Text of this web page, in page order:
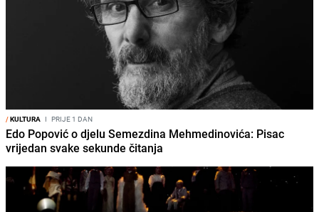
/KULTURA I PRIJE 1 DAN
Edo Popović o djelu Semezdina Mehmedinovića: Pisac
vrijedan svake sekunde čitanja